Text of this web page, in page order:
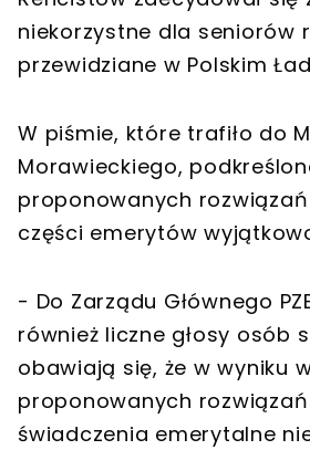
niekorzystne dla seniorów
przewidziane w Polskim
W piśmie, które trafiło do
Morawieckiego,
proponowanych
części emerytów
- Do Zarządu Głównego
również liczne głosy osób
obawiają się, że w wyniku
proponowanych
świadczenia emerytalne